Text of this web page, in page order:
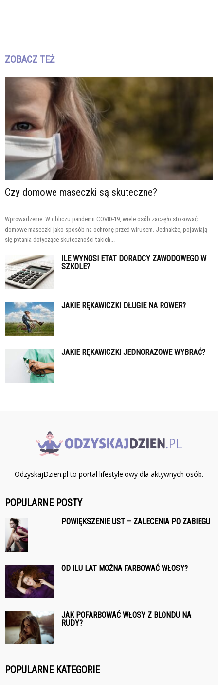
ZOBACZ TEŻ
Czy domowe maseczki są skuteczne?
Wprowadzenie: W obliczu pandemii COVID-19, wiele osób zaczęło stosować
domowe maseczki jako sposób na ochronę przed wirusem. Jednakże, pojawiają
się pytania dotyczące skuteczności takich...
ILE WYNOSI ETAT DORADCY ZAWODOWEGO W
SZKOLE?
JAKIE RĘKAWICZKI DŁUGIE NA ROWER?
JAKIE RĘKAWICZKI JEDNORAZOWE WYBRAĆ?
OdzyskajDzien.pl to portal lifestyle'owy dla aktywnych osób.
POPULARNE POSTY
POWIĘKSZENIE UST – ZALECENIA PO ZABIEGU
OD ILU LAT MOŻNA FARBOWAĆ WŁOSY?
JAK POFARBOWAĆ WŁOSY Z BLONDU NA
RUDY?
POPULARNE KATEGORIE